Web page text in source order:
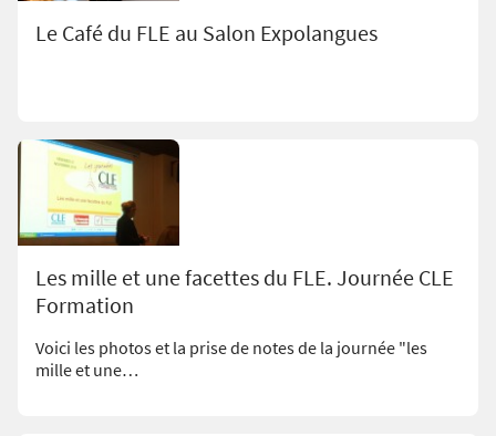
Le Café du FLE au Salon Expolangues
Les mille et une facettes du FLE. Journée CLE
Formation
Voici les photos et la prise de notes de la journée "les
mille et une…